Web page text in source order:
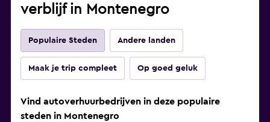
verblijf in Montenegro
Populaire Steden Andere landen
Maak je trip compleet Op goed geluk
Vind autoverhuurbedrijven in deze populaire
steden in Montenegro